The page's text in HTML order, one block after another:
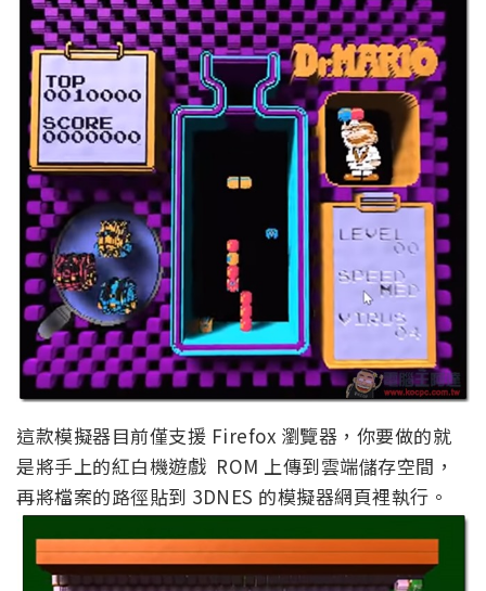
這款模擬器目前僅支援 Firefox 瀏覽器，你要做的就
是將手上的紅白機遊戲 ROM 上傳到雲端儲存空間，
再將檔案的路徑貼到 3DNES 的模擬器網頁裡執行。